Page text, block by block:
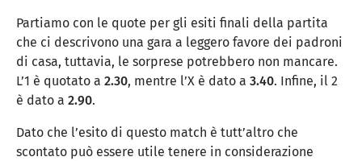
Partiamo con le quote per gli esiti finali della partita
che ci descrivono una gara a leggero favore dei padroni
di casa, tuttavia, le sorprese potrebbero non mancare.
L’1 è quotato a 2.30, mentre l’X è dato a 3.40. Infine, il 2
è dato a 2.90.
Dato che l’esito di questo match è tutt’altro che
scontato può essere utile tenere in considerazione